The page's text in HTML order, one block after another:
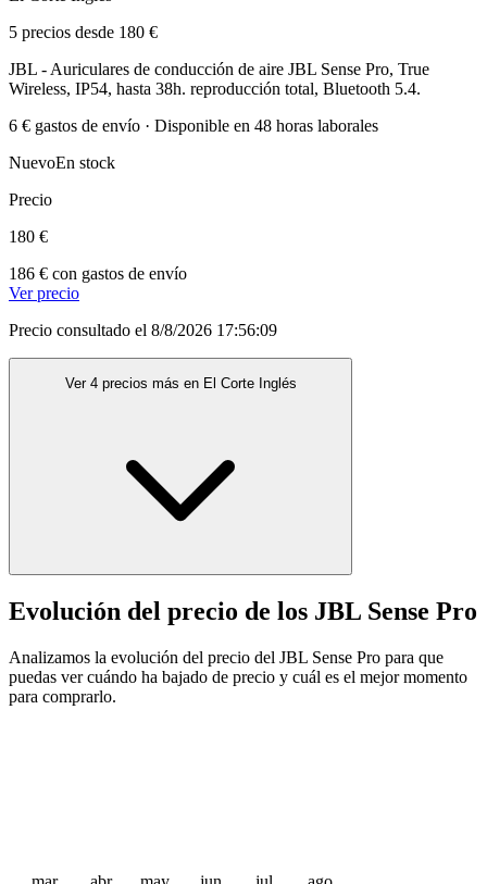
5 precios desde 180 €
JBL - Auriculares de conducción de aire JBL Sense Pro, True
Wireless, IP54, hasta 38h. reproducción total, Bluetooth 5.4.
6 € gastos de envío · Disponible en 48 horas laborales
NuevoEn stock
Precio
180 €
186 € con gastos de envío
Ver precio
Precio consultado el 8/8/2026 17:56:09
Ver 4 precios más en El Corte Inglés
Evolución del precio de los JBL Sense Pro
Analizamos la evolución del precio del JBL Sense Pro para que
puedas ver cuándo ha bajado de precio y cuál es el mejor momento
para comprarlo.